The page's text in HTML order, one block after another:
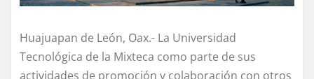
Huajuapan de León, Oax.- La Universidad
Tecnológica de la Mixteca como parte de sus
actividades de promoción y colaboración con otros